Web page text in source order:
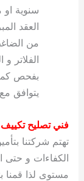
سنوية
العقد
من
الفلاتر
بفحص
يتوافق
فني تصليح تكييف
تهتم شركتنا
الكفاءات و حتى
مستوى لذا قمنا